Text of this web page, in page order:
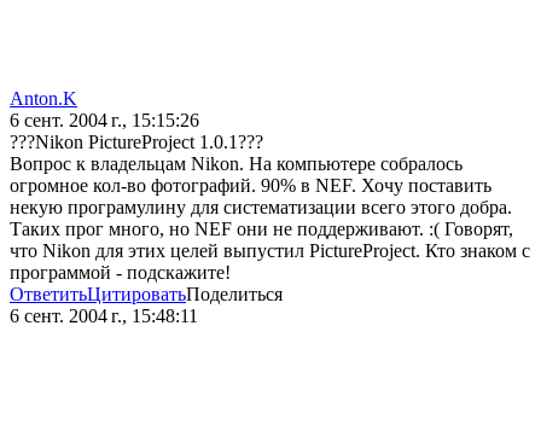
Anton.K
6 сент. 2004 г., 15:15:26
???Nikon PictureProject 1.0.1???
Вопрос к владельцам Nikon. На компьютере собралось
огромное кол-во фотографий. 90% в NEF. Хочу поставить
некую програмулину для систематизации всего этого добра.
Таких прог много, но NEF они не поддерживают. :( Говорят,
что Nikon для этих целей выпустил PictureProject. Кто знаком с
программой - подскажите!
ОтветитьЦитироватьПоделиться
6 сент. 2004 г., 15:48:11